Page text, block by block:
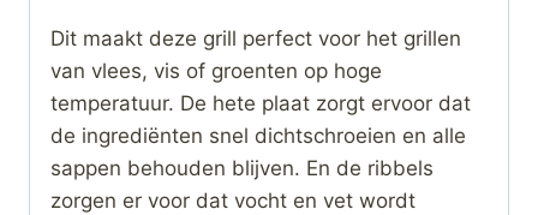
Dit maakt deze grill perfect voor het grillen
van vlees, vis of groenten op hoge
temperatuur. De hete plaat zorgt ervoor dat
de ingrediënten snel dichtschroeien en alle
sappen behouden blijven. En de ribbels
zorgen er voor dat vocht en vet wordt